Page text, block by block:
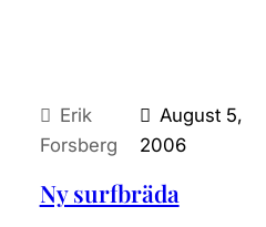
Erik
Forsberg
August 5,
2006
Ny surfbräda